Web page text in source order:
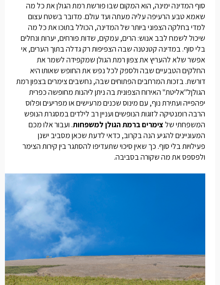
סוף המדינה ימינה, הוא המקום שבו פורשת רמת הגולן את כל מה
שאמא טבע הרעיפה עליה מעתה ועד עולם. מדובר בשטח עצום
למדי בחלקה הצפוני ביותר של המדינה, הכולל בתוכו את כל מה
שיכול לשמח לבב אנוש: הרים, עמקים, שדות פורחים, יערות ונחלים
בלי סוף. במדינה קטנטנה שבה הצפיפות רק גדלה בתוך הערים, אי
אפשר שלא להעריץ את צפון רמת הגולן שמקפידה לשמר את
החלקים הטבעיים שבה ולספק לכל נפש את החופש שאותו היא
דורשת. בזכות המרחבים הפתוחים שבה, נחשביםצימרים בצפון רמת
הגולןל"אליטת" האירוח הצפונית בה ניתן ליהנות מחופשה כפרית
יפהפייה ועתירת נוף, עם מינוס שכנים מרעישים או מפריעים ופלוס
הרבה רומנטיקה לזוגות הנופשים ועניין רב לילדים במסגרת הנופש
המשפחתי שלצימרים ברמת הגולן למשפחות. ועבור אלו מכם
המעוניינים להגיע הנה בקרוב, כדאי לדעת שכאן מסביב ישנן
פעילויות בלי סוף. כך שאין סיכוי שתעדיפו להסתגר בין קירות הצימר
ולפספס את מה שקורה בסביבה.